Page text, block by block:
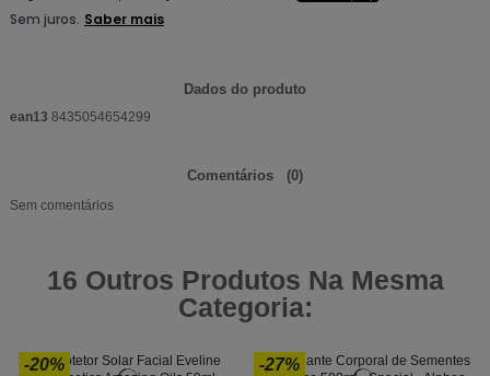
Dados do produto
ean13 8435054654299
Comentários (0)
Sem comentários
16 Outros Produtos Na Mesma
Categoria:
-20% -27%